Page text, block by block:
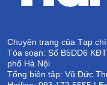
Chuyên trang của Tạp
Tòa soạn: Số B5DD6
phố Hà Nội
Tổng biên tập: Vũ Đức